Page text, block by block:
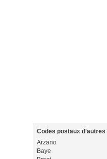
Codes postaux
Arzano
Baye